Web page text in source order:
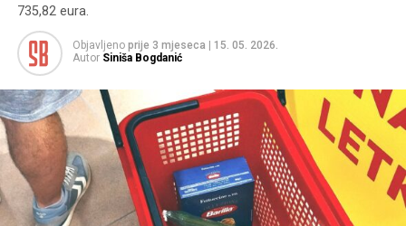
735,82 eura.
Objavljeno prije 3 mjeseca
15. 05. 2026.
Autor Siniša Bogdanić